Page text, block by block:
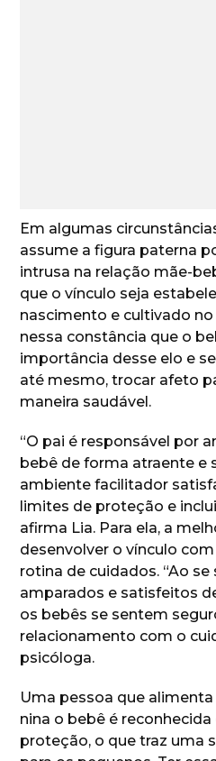
Em algumas
assume a figura paterna
intrusa na relação mãe-
que o vínculo seja
nascimento e cultivado no
nessa constância que o
importância desse elo e
até mesmo, trocar afeto
maneira saudável.
“O pai é responsável por
bebê de forma atraente e
ambiente facilitador
limites de proteção e
afirma Lia. Para ela, a
desenvolver o vínculo
rotina de cuidados. “Ao
amparados e satisfeitos
os bebês se sentem
relacionamento com o
psicóloga.
Uma pessoa que
nina o bebê é
proteção, o que traz uma